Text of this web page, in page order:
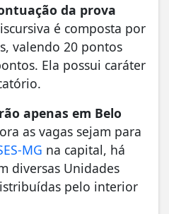
da prova
é composta por
valendo 20 pontos
Ela possui caráter
apenas em Belo
as vagas sejam para
MG na capital, há
diversas Unidades
pelo interior